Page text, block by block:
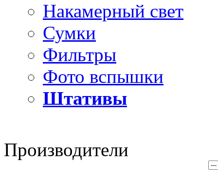
Накамерный свет
Сумки
Фильтры
Фото вспышки
Штативы
Производители